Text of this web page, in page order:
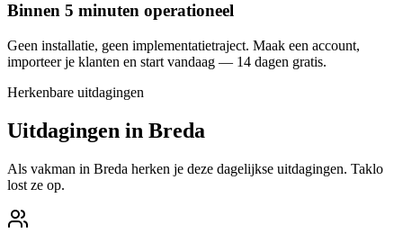
Binnen 5 minuten operationeel
Geen installatie, geen implementatietraject. Maak een account,
importeer je klanten en start vandaag — 14 dagen gratis.
Herkenbare uitdagingen
Uitdagingen in Breda
Als vakman in Breda herken je deze dagelijkse uitdagingen. Taklo
lost ze op.